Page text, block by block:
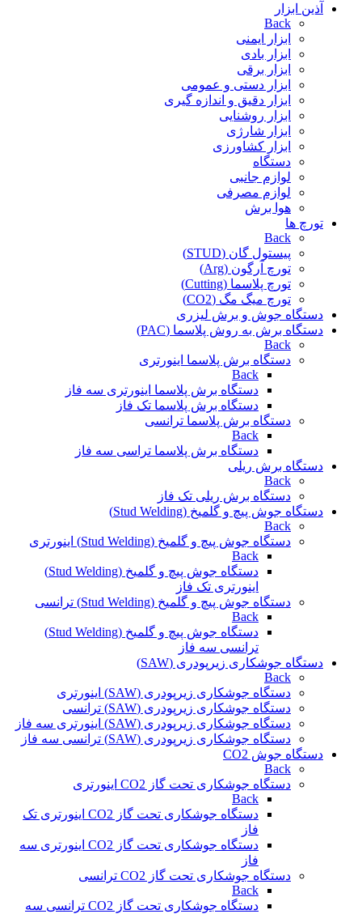
آذین ابزار
Back
ابزار ایمنی
ابزار بادی
ابزار برقی
ابزار دستی و عمومی
ابزار دقیق و اندازه گیری
ابزار روشنایی
ابزار شارژی
ابزار کشاورزی
دستگاه
لوازم جانبی
لوازم مصرفی
هوا برش
تورچ ها
Back
پیستول گان (STUD)
تورچ آرگون (Arg)
تورچ پلاسما (Cutting)
تورچ میگ مگ (CO2)
دستگاه جوش و برش لیزری
دستگاه برش به روش پلاسما (PAC)
Back
دستگاه برش پلاسما اینورتری
Back
دستگاه برش پلاسما اینورتری سه فاز
دستگاه برش پلاسما تک فاز
دستگاه برش پلاسما ترانسی
Back
دستگاه برش پلاسما تراسی سه فاز
دستگاه برش ریلی
Back
دستگاه برش ریلی تک فاز
دستگاه جوش پیچ و گلمیخ (Stud Welding)
Back
دستگاه جوش پیچ و گلمیخ (Stud Welding) اینورتری
Back
دستگاه جوش پیچ و گلمیخ (Stud Welding)
اینورتری تک فاز
دستگاه جوش پیچ و گلمیخ (Stud Welding) ترانسی
Back
دستگاه جوش پیچ و گلمیخ (Stud Welding)
ترانسی سه فاز
دستگاه جوشکاری زیرپودری (SAW)
Back
دستگاه جوشکاری زیرپودری (SAW) اینورتری
دستگاه جوشکاری زیرپودری (SAW) ترانسی
دستگاه جوشکاری زیرپودری (SAW) اینورتری سه فاز
دستگاه جوشکاری زیرپودری (SAW) ترانسی سه فاز
دستگاه جوش CO2
Back
دستگاه جوشکاری تحت گاز CO2 اینورتری
Back
دستگاه جوشکاری تحت گاز CO2 اینورتری تک
فاز
دستگاه جوشکاری تحت گاز CO2 اینورتری سه
فاز
دستگاه جوشکاری تحت گاز CO2 ترانسی
Back
دستگاه جوشکاری تحت گاز CO2 ترانسی سه